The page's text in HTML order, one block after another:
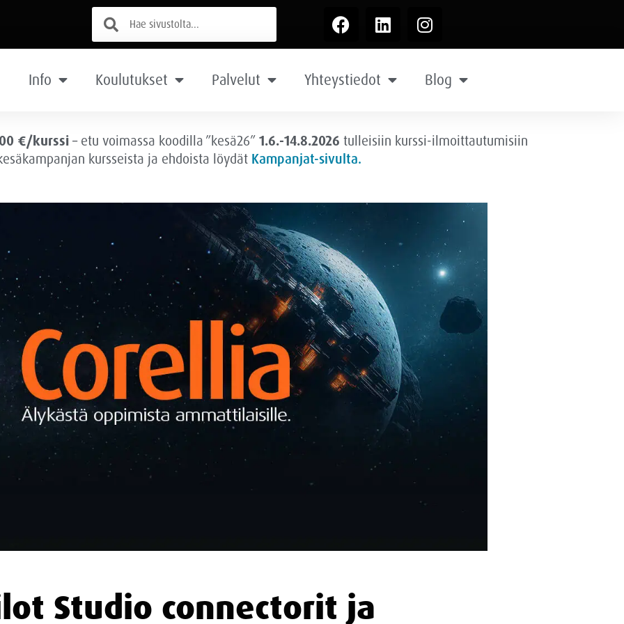
Info Koulutukset Palvelut Yhteystiedot Blog
€/kurssi – etu voimassa koodilla ”kesä26” 1.6.-14.8.2026 tulleisiin kurssi-ilmoittautumisiin
kursseista ja ehdoista löydät Kampanjat-sivulta.
Studio connectorit ja